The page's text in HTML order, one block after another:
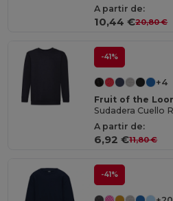
A partir de:
10,44 €20,80 €
-41%
+4
Fruit of the
Sudadera Cuello
A partir de:
6,92 €11,80 €
-41%